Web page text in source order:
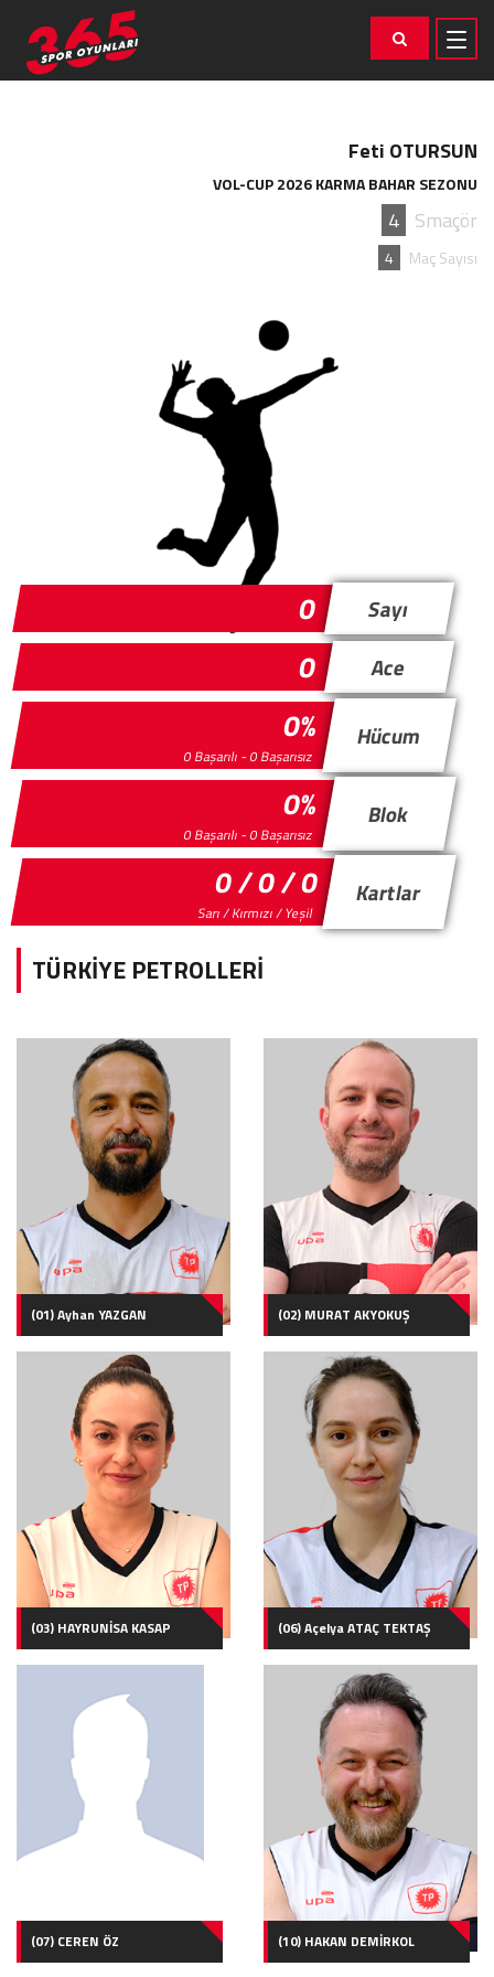
Feti OTURSUN
VOL-CUP 2026 KARMA BAHAR SEZONU
4 Smaçör
4 Maç Sayısı
0 Sayı
0 Ace
0%
0 Başarılı - 0 Başarısız
Hücum
0%
0 Başarılı - 0 Başarısız
Blok
0 / 0 / 0
Sarı / Kırmızı / Yeşil
Kartlar
TÜRKİYE PETROLLERİ
(01) Ayhan YAZGAN (02) MURAT AKYOKUŞ
(03) HAYRUNİSA KASAP (06) Açelya ATAÇ TEKTAŞ
(07) CEREN ÖZ (10) HAKAN DEMİRKOL